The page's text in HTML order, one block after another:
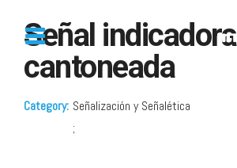
Señal indicadora
cantoneada
Category Señalización y Señalética